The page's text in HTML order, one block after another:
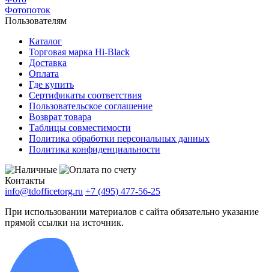
Фотопоток
Пользователям
Каталог
Торговая марка Hi-Black
Доставка
Оплата
Где купить
Сертификаты соответствия
Пользовательское соглашение
Возврат товара
Таблицы совместимости
Политика обработки персональных данных
Политика конфиденциальности
Контакты
info@tdofficetorg.ru +7 (495) 477-56-25
При использовании материалов с сайта обязательно указание
прямой ссылки на источник.